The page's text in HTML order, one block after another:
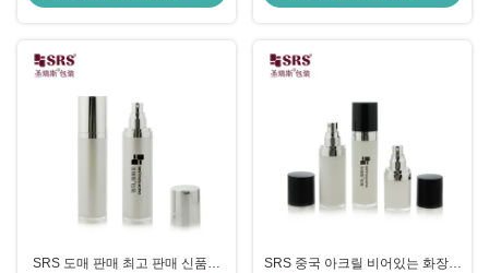
SRS 도매 판매 최고 판매 신품질
SRS 중국 아크릴 비어있는 화장품